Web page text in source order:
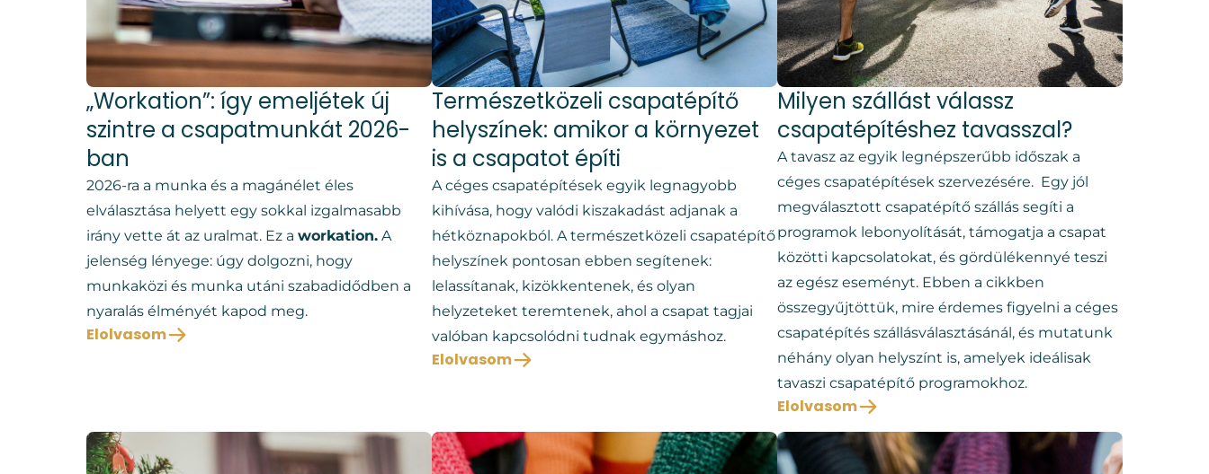
„Workation”: így emeljétek új
szintre a csapatmunkát 2026-
ban
2026-ra a munka és a magánélet éles
elválasztása helyett egy sokkal izgalmasabb
irány vette át az uralmat. Ez a workation. A
jelenség lényege: úgy dolgozni, hogy
munkaközi és munka utáni szabadidődben a
nyaralás élményét kapod meg.
Elolvasom
Természetközeli csapatépítő
helyszínek: amikor a környezet
is a csapatot építi
A céges csapatépítések egyik legnagyobb
kihívása, hogy valódi kiszakadást adjanak a
hétköznapokból. A természetközeli csapatépítő
helyszínek pontosan ebben segítenek:
lelassítanak, kizökkentenek, és olyan
helyzeteket teremtenek, ahol a csapat tagjai
valóban kapcsolódni tudnak egymáshoz.
Elolvasom
Milyen szállást válassz
csapatépítéshez tavasszal?
A tavasz az egyik legnépszerűbb időszak a
céges csapatépítések szervezésére. Egy jól
megválasztott csapatépítő szállás segíti a
programok lebonyolítását, támogatja a csapat
közötti kapcsolatokat, és gördülékennyé teszi
az egész eseményt. Ebben a cikkben
összegyűjtöttük, mire érdemes figyelni a céges
csapatépítés szállásválasztásánál, és mutatunk
néhány olyan helyszínt is, amelyek ideálisak
tavaszi csapatépítő programokhoz.
Elolvasom